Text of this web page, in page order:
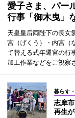
愛子さま、パー
行事「御木曳」
天皇皇后両陛下の長女
宮（げくう）・内宮（
て替える式年遷宮の行
加工作業などをご視察
暮らす
志摩
再生